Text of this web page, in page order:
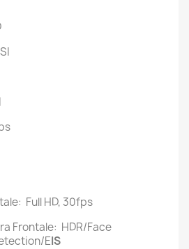
Full HD, 30fps
Frontale: HDR/Face
EIS